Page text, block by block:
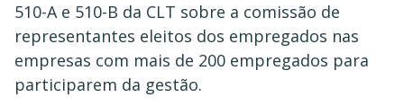
510-A e 510-B da CLT sobre a comissão de
representantes eleitos dos empregados nas
empresas com mais de 200 empregados para
participarem da gestão.